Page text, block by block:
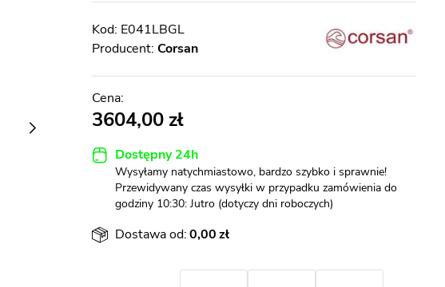
E041LBGL
Producent: Corsan
3604,00
Dostępny 24h
Wysyłamy natychmiastowo, bardzo szybko i sprawnie!
Przewidywany czas wysyłki w przypadku zamówienia do
godziny 10:30: Jutro (dotyczy dni roboczych)
Dostawa od:0,00